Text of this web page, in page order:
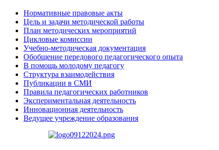
Нормативные правовые акты
Цель и задачи методической работы
План методических мероприятий
Цикловые комиссии
Учебно-методическая документация
Обобщение передового педагогического опыта
В помощь молодому педагогу
Структура взаимодействия
Публикации в СМИ
Правила педагогических работников
Экспериментальная деятельность
Инновационная деятельность
Ведущее учреждение образования